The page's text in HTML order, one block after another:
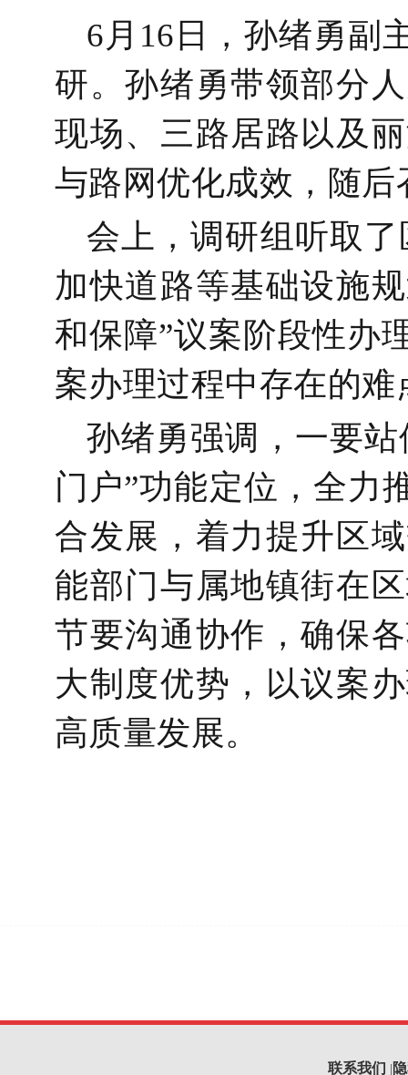
6 月 16 日，孙绪勇副
研。孙绪勇带领部分
现场、三路居路以及
与路网优化成效，随后
会上，调研组听取
加快道路等基础设施
和保障”议案阶段性办
案办理过程中存在的
孙绪勇强调，一要
门户”功能定位，全力
合发展，着力提升区
能部门与属地镇街在
节要沟通协作，确保
大制度优势，以议案
高质量发展。